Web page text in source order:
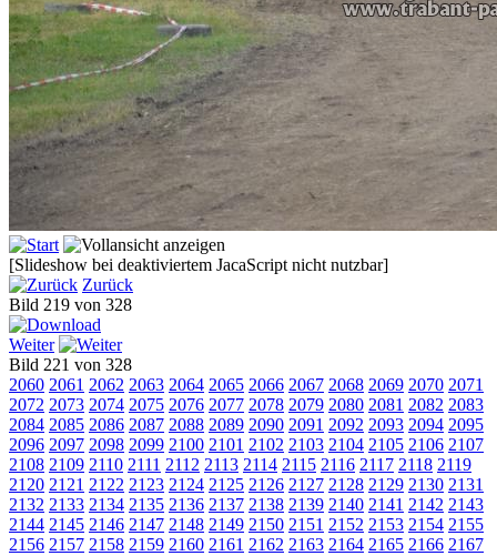
[Slideshow bei deaktiviertem JacaScript nicht nutzbar]
Zurück
Bild 219 von 328
Weiter
Bild 221 von 328
2060 2061 2062 2063 2064 2065 2066 2067 2068 2069 2070 2071
2072 2073 2074 2075 2076 2077 2078 2079 2080 2081 2082 2083
2084 2085 2086 2087 2088 2089 2090 2091 2092 2093 2094 2095
2096 2097 2098 2099 2100 2101 2102 2103 2104 2105 2106 2107
2108 2109 2110 2111 2112 2113 2114 2115 2116 2117 2118 2119
2120 2121 2122 2123 2124 2125 2126 2127 2128 2129 2130 2131
2132 2133 2134 2135 2136 2137 2138 2139 2140 2141 2142 2143
2144 2145 2146 2147 2148 2149 2150 2151 2152 2153 2154 2155
2156 2157 2158 2159 2160 2161 2162 2163 2164 2165 2166 2167